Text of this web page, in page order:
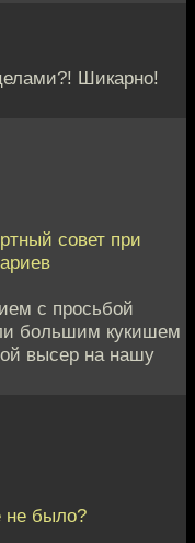
Шикарно!
совет при
с просьбой
большим кукишем
высер на нашу
не было?